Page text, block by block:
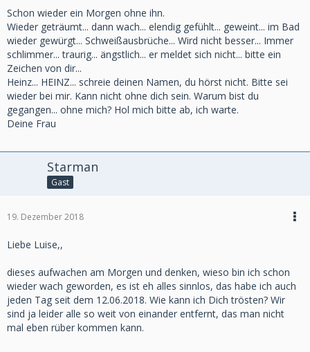
Schon wieder ein Morgen ohne ihn.
Wieder geträumt... dann wach... elendig gefühlt... geweint... im Bad
wieder gewürgt... Schweißausbrüche... Wird nicht besser... Immer
schlimmer... traurig... ängstlich... er meldet sich nicht... bitte ein
Zeichen von dir...
Heinz... HEINZ... schreie deinen Namen, du hörst nicht. Bitte sei
wieder bei mir. Kann nicht ohne dich sein. Warum bist du
gegangen... ohne mich? Hol mich bitte ab, ich warte.
Deine Frau
Starman
Gast
19. Dezember 2018
Liebe Luise,,
dieses aufwachen am Morgen und denken, wieso bin ich schon
wieder wach geworden, es ist eh alles sinnlos, das habe ich auch
jeden Tag seit dem 12.06.2018. Wie kann ich Dich trösten? Wir
sind ja leider alle so weit von einander entfernt, das man nicht
mal eben rüber kommen kann.